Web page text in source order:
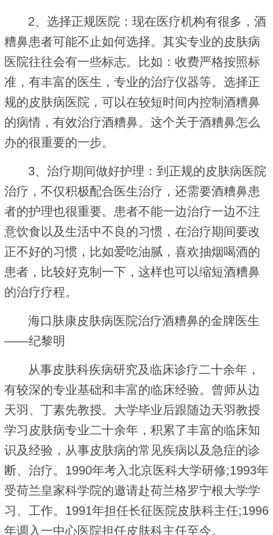
2、选择正规医院：现在医疗机构有很多，酒
糟鼻患者可能不止如何选择。其实专业的皮肤病
医院往往会有一些标志。比如：收费严格按照标
准，有丰富的医生，专业的治疗仪器等。选择正
规的皮肤病医院，可以在较短时间内控制酒糟鼻
的病情，有效治疗酒糟鼻。这个关于酒糟鼻怎么
办的很重要的一步。
3、治疗期间做好护理：到正规的皮肤病医院
治疗，不仅积极配合医生治疗，还需要酒糟鼻患
者的护理也很重要。患者不能一边治疗一边不注
意饮食以及生活中不良的习惯，在治疗期间要改
正不好的习惯，比如爱吃油腻，喜欢抽烟喝酒的
患者，比较好克制一下，这样也可以缩短酒糟鼻
的治疗疗程。
海口肤康皮肤病医院治疗酒糟鼻的金牌医生
——纪黎明
从事皮肤科疾病研究及临床诊疗二十余年，
有较深的专业基础和丰富的临床经验。曾师从边
天羽、丁素先教授。大学毕业后跟随边天羽教授
学习皮肤病专业二十余年，积累了丰富的临床知
识及经验，从事皮肤病的常见疾病以及急症的诊
断、治疗。1990年考入北京医科大学研修;1993年
受荷兰皇家科学院的邀请赴荷兰格罗宁根大学学
习、工作。1991年担任长征医院皮肤科主任;1996
年调入一中心医院担任皮肤科主任至今。